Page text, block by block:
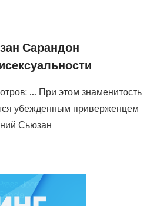
Сарандон
… При этом знаменитость
убежденным приверженцем
Сьюзан